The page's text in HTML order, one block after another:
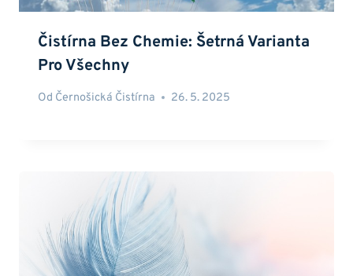
Čistírna Bez Chemie: Šetrná Varianta
Pro Všechny
Od Černošická Čistírna 26. 5. 2025